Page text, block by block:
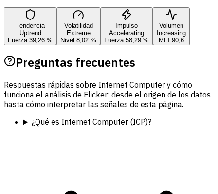
Tendencia
Uptrend
Fuerza 39,26 %
Volatilidad
Extreme
Nivel 8,02 %
Impulso
Accelerating
Fuerza 58,29 %
Volumen
Increasing
MFI 90,6
Preguntas frecuentes
Respuestas rápidas sobre Internet Computer y cómo
funciona el análisis de Flicker: desde el origen de los datos
hasta cómo interpretar las señales de esta página.
¿Qué es Internet Computer (ICP)?